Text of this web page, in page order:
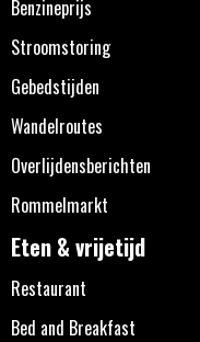
Benzineprijs
Stroomstoring
Gebedstijden
Wandelroutes
Overlijdensberichten
Rommelmarkt
Eten & vrijetijd
Restaurant
Bed and Breakfast